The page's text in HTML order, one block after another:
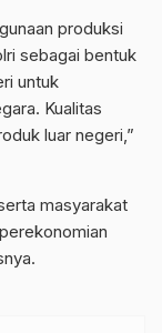
produksi
sebagai bentuk
untuk
Kualitas
luar negeri,”
masyarakat